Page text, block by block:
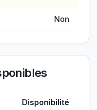
Non
Disponibilité